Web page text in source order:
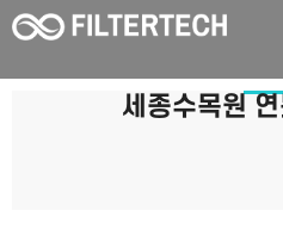
세종수목원